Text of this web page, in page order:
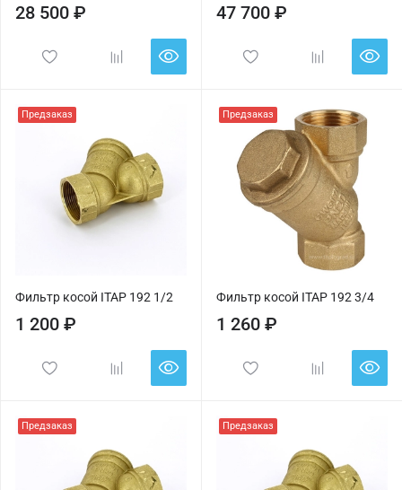
28 500 ₽ 47 700 ₽
Предзаказ
Фильтр косой ITAP 192 1/2
1 200 ₽
Предзаказ
Фильтр косой ITAP 192 3/4
1 260 ₽
Предзаказ Предзаказ